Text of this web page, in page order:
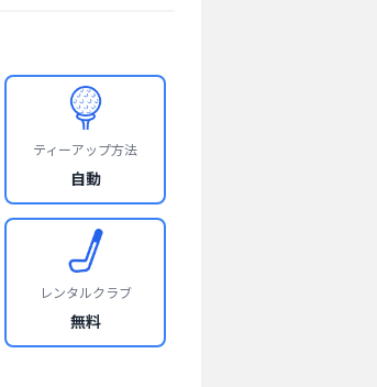
ティーアップ方法
自動
レンタルクラブ
無料